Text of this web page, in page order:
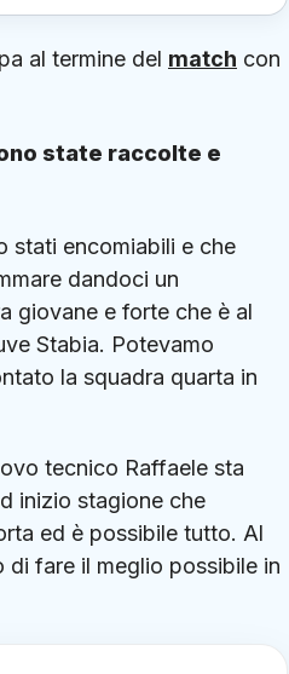
al termine del match con
state raccolte e
stati encomiabili e che
dandoci un
giovane e forte che è al
Stabia. Potevamo
la squadra quarta in
tecnico Raffaele sta
inizio stagione che
ed è possibile tutto. Al
fare il meglio possibile in